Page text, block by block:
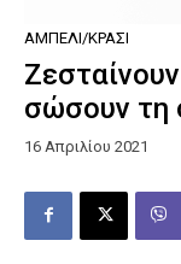
ΑΜΠΈΛΙ/ΚΡΑΣΊ
σώσουν τη
16 Απριλίου 2021